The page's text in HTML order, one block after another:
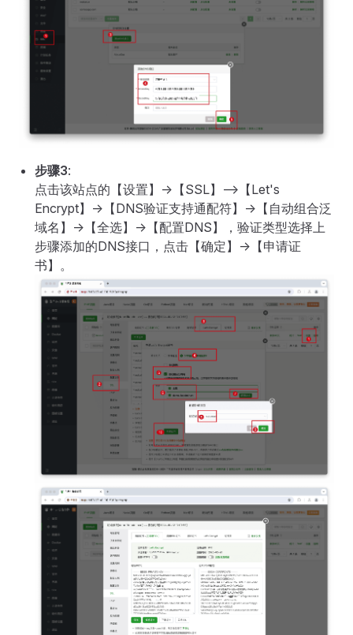
步骤3:
点击该站点的【设置】->【SSL】—>【Let's
Encrypt】->【DNS验证支持通配符】->【自动组合泛
域名】->【全选】->【配置DNS】，验证类型选择上
步骤添加的DNS接口，点击【确定】->【申请证
书】。